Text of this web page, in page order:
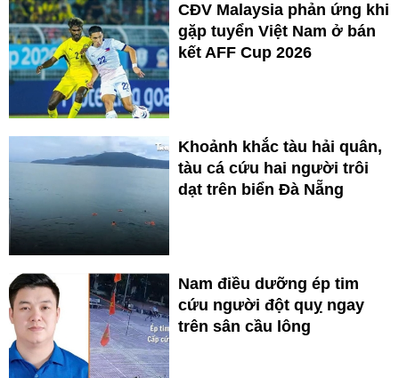
CĐV Malaysia phản ứng khi
gặp tuyển Việt Nam ở bán
kết AFF Cup 2026
Khoảnh khắc tàu hải quân,
tàu cá cứu hai người trôi
dạt trên biển Đà Nẵng
Nam điều dưỡng ép tim
cứu người đột quỵ ngay
trên sân cầu lông